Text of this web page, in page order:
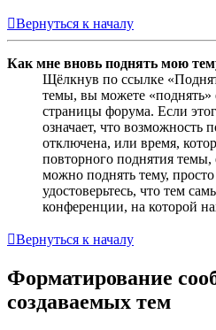
Вернуться к началу
Как мне вновь поднять мою
Щёлкнув по ссылке
темы, вы можете «поднять»
страницы форума. Если
означает, что возможность
отключена, или время,
повторного поднятия
можно поднять тему,
удостоверьтесь, что тем
конференции, на которой
Вернуться к началу
Форматирование
создаваемых тем